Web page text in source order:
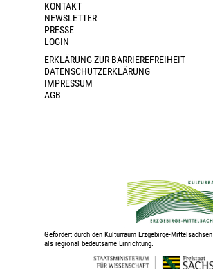
KONTAKT
NEWSLETTER
PRESSE
LOGIN
ERKLÄRUNG ZUR BARRIEREFREIHEIT
DATENSCHUTZERKLÄRUNG
IMPRESSUM
AGB
Gefördert durch den Kulturraum Erzgebirge-Mittelsachsen
als regional bedeutsame Einrichtung.